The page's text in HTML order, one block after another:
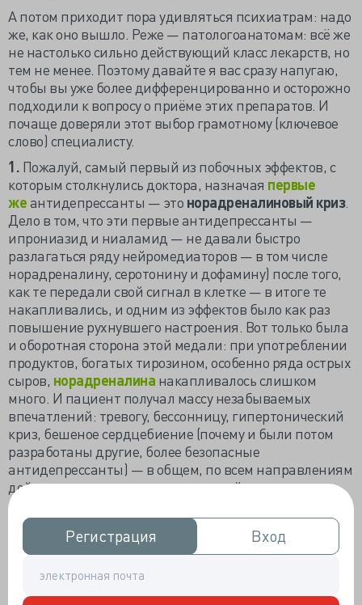
Регистрация
Регистрация Вход
Вход
А потом приходит пора удивляться психиатрам: надо
же, как оно вышло. Реже — патологоанатомам: всё же
не настолько сильно действующий класс лекарств, но
тем не менее. Поэтому давайте я вас сразу напугаю,
чтобы вы уже более дифференцированно и осторожно
подходили к вопросу о приёме этих препаратов. И
почаще доверяли этот выбор грамотному (ключевое
слово) специалисту.
1. Пожалуй, самый первый из побочных эффектов, с
которым столкнулись доктора, назначая первые
жеантидепрессанты — это норадреналиновый криз.
Дело в том, что эти первые антидепрессанты —
ипрониазид и ниаламид — не давали быстро
разлагаться ряду нейромедиаторов — в том числе
норадреналину, серотонину и дофамину) после того,
как те передали свой сигнал в клетке — в итоге те
накапливались, и одним из эффектов было как раз
повышение рухнувшего настроения. Вот только была
и оборотная сторона этой медали: при употреблении
продуктов, богатых тирозином, особенно ряда острых
сыров, норадреналина накапливалось слишком
много. И пациент получал массу незабываемых
впечатлений: тревогу, бессонницу, гипертонический
криз, бешеное сердцебиение (почему и были потом
разработаны другие, более безопасные
антидепрессанты) — в общем, по всем направлениям
действия норадреналина в нервной системе.
2. Сухость во рту.
побочный эффект, но всё равно как-то дискомфортно.
Особенно когда речь идёт уже не о спасении жизни, а
во время приёма антидепрессантов